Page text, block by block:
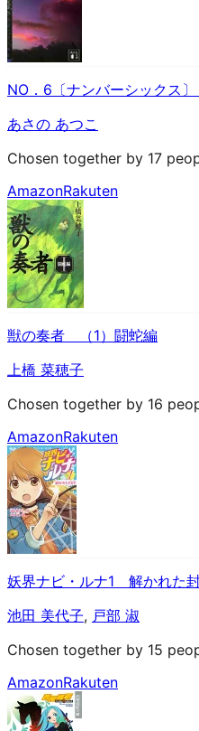
NO．6〔ナンバーシックス〕
あさの あつこ
Chosen together by 17
AmazonRakuten
獣の奏者 （1）闘蛇編
上橋 菜穂子
Chosen together by 16
AmazonRakuten
妖界ナビ・ルナ1 解かれた
池田 美代子, 戸部 淑
Chosen together by 15
AmazonRakuten